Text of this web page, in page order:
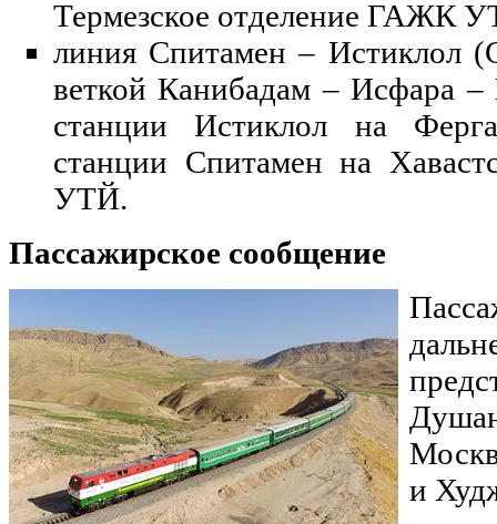
Термезское отделение
линия Спитамен – Истиклол
веткой Канибадам – Исфара
станции Истиклол на
станции Спитамен на
УТЙ.
Пассажирское сообщение
и